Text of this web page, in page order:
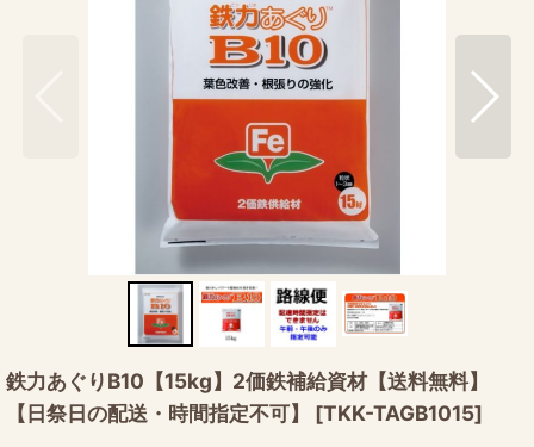
鉄力あぐりB10【15kg】2価鉄補給資材【送料無料】
【日祭日の配送・時間指定不可】
[TKK-TAGB1015]